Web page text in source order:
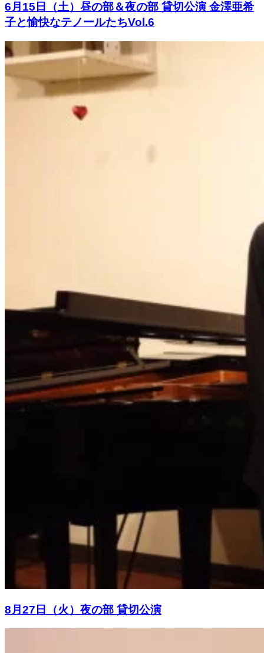
6月15日（土）昼の部＆夜の部 貸切公演 金澤亜希
子と愉快なテノールたちVol.6
8月27日（火）夜の部 貸切公演